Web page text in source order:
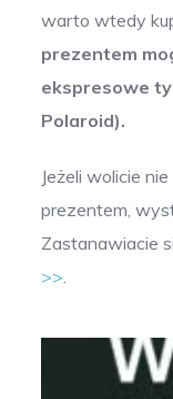
warto wtedy
prezentem
ekspresowe
Polaroid).
Jeżeli wolicie
prezentem,
Zastanawiacie
>>.